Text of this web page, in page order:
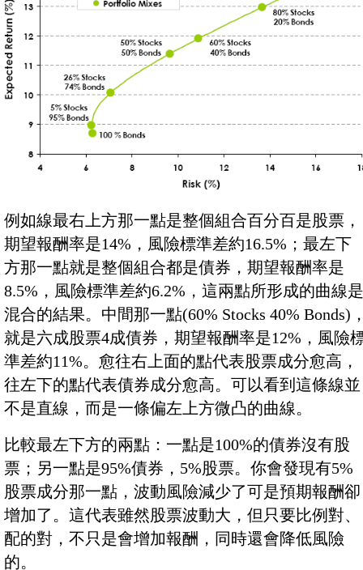
例如線最右上方那一點是整個組合百分百是股票，
期望報酬率是14%，風險標準差約16.5%；最左下
方那一點就是整個組合都是債券，期望報酬率是
8.5%，風險標準差約6.2%，這兩點所形成的曲線是
混合的結果。中間那一點(60% Stocks 40% Bonds)
就是六成股票4成債券，期望報酬率是12%，風險
準差約11%。愈往右上面的點代表股票成分愈高，
往左下的點代表債券成分愈高。可以看到這條線並
不是直線，而是一條偏左上方微凸的曲線。
比較最左下方的兩點：一點是100%的債券沒有股
票；另一點是95%債券，5%股票。你會發現有5%
股票成分那一點，波動風險減少了可是預期報酬卻
增加了。這代表雖然股票波動大，但只要比例對、
配的對，不只是會增加報酬，同時還會降低風險
的。